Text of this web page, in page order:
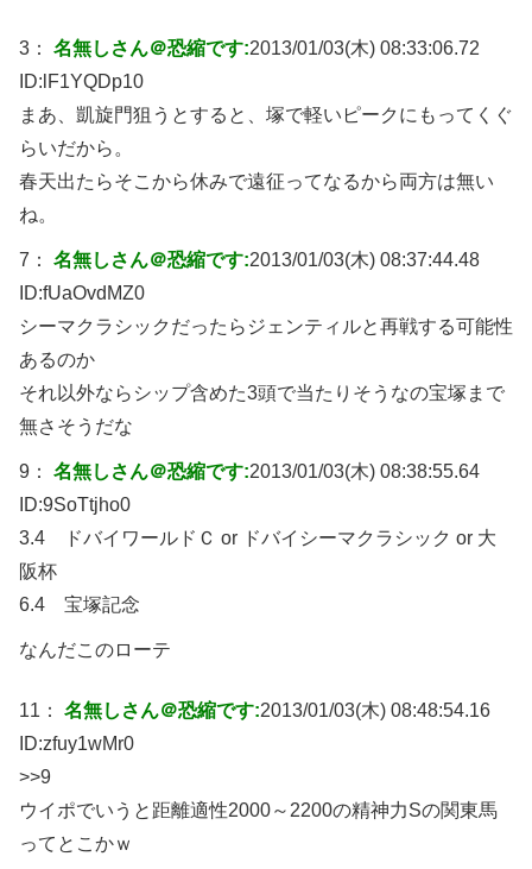
3： 名無しさん＠恐縮です:2013/01/03(木) 08:33:06.72
ID: lF1YQDp10
まあ、凱旋門狙うとすると、塚で軽いピークにもってくぐ
らいだから。
春天出たらそこから休みで遠征ってなるから両方は無い
ね。
7： 名無しさん＠恐縮です:2013/01/03(木) 08:37:44.48
ID:fUaOvdMZ0
シーマクラシックだったらジェンティルと再戦する可能性
あるのか
それ以外ならシップ含めた3頭で当たりそうなの宝塚まで
無さそうだな
9： 名無しさん＠恐縮です:2013/01/03(木) 08:38:55.64
ID:9SoTtjho0
3.4 ドバイワールドＣ or ドバイシーマクラシック or 大
阪杯
6.4 宝塚記念
なんだこのローテ
11： 名無しさん＠恐縮です:2013/01/03(木) 08:48:54.16
ID:zfuy1wMr0
>>9
ウイポでいうと距離適性2000～2200の精神力Sの関東馬
ってとこかｗ